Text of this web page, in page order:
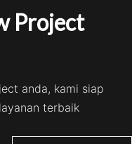
Project
anda, kami siap
terbaik